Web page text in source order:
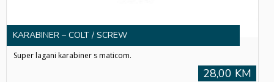
KARABINER – COLT / SCREW
Super lagani karabiner s maticom.
28,00 KM